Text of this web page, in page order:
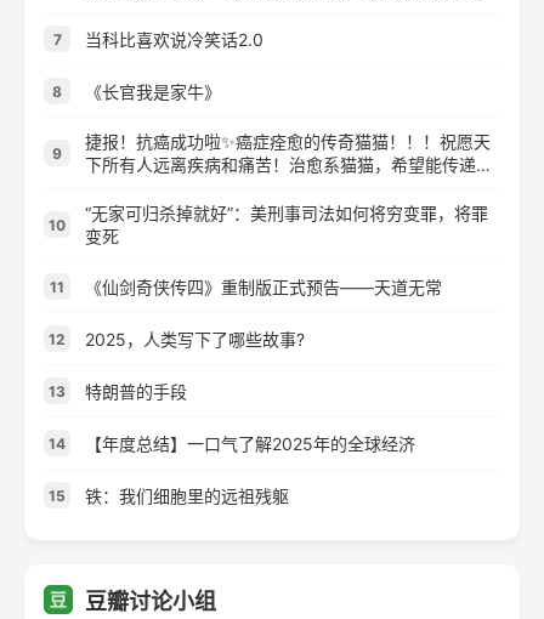
7 当科比喜欢说冷笑话2.0
8 《长官我是家牛》
9
捷报！抗癌成功啦✨癌症痊愈的传奇猫猫！！！祝愿天
下所有人远离疾病和痛苦！治愈系猫猫，希望能传递更
10
“无家可归杀掉就好”：美刑事司法如何将穷变罪，将罪
变死
11 《仙剑奇侠传四》重制版正式预告——天道无常
12 2025，人类写下了哪些故事?
13 特朗普的手段
14 【年度总结】一口气了解2025年的全球经济
15 铁：我们细胞里的远祖残躯
豆瓣讨论小组